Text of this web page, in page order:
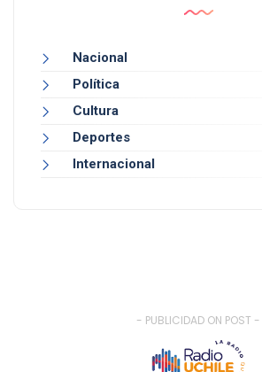
Nacional
Política
Cultura
Deportes
Internacional
- PUBLICIDAD ON POST -